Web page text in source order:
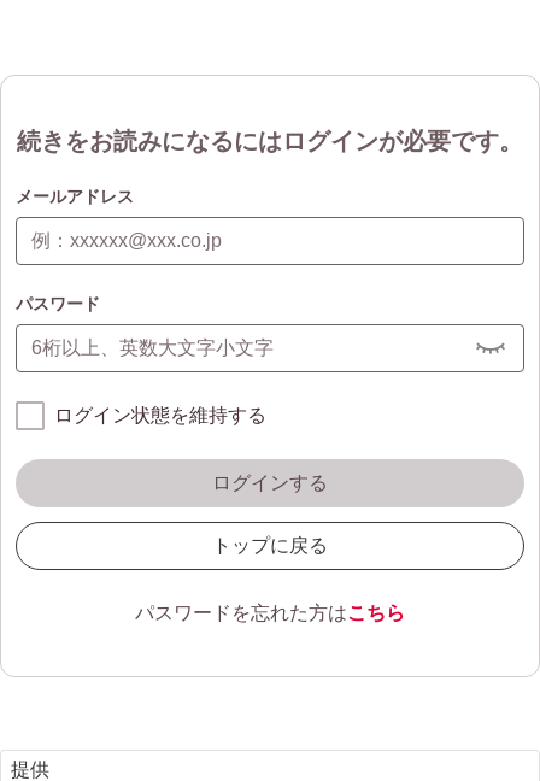
続きをお読みになるにはログインが必要です。
メールアドレス
パスワード
ログイン状態を維持する
ログインする
トップに戻る
パスワードを忘れた方はこちら
提供